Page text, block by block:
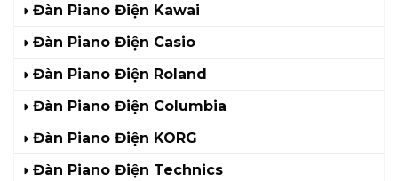
Đàn Piano Điện Kawai
Đàn Piano Điện Casio
Đàn Piano Điện Roland
Đàn Piano Điện Columbia
Đàn Piano Điện KORG
Đàn Piano Điện Technics